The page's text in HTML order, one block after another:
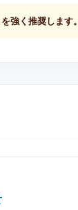
強く推奨します。